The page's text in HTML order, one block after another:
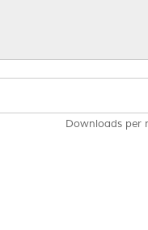
Downloads per